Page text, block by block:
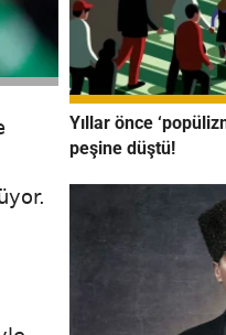
Yıllar önce
peşine düştü!